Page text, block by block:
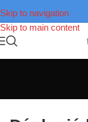
Skip to navigation
Skip to main content